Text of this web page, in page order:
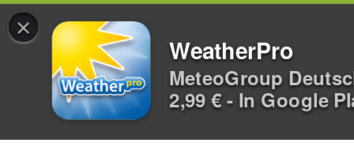
×
WeatherPro
MeteoGroup
2,99 € - In Google